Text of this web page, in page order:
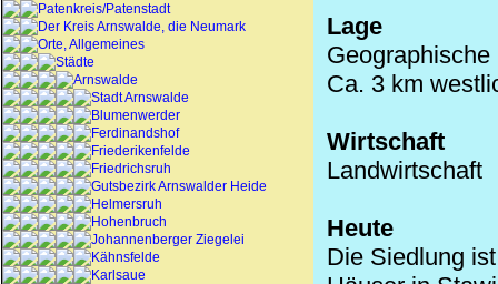
Patenkreis/Patenstadt
Der Kreis Arnswalde, die Neumark
Orte, Allgemeines
Städte
Arnswalde
Stadt Arnswalde
Blumenwerder
Ferdinandshof
Friederikenfelde
Friedrichsruh
Gutsbezirk Arnswalder Heide
Helmersruh
Hohenbruch
Johannenberger Ziegelei
Kähnsfelde
Karlsaue
Lage
Ca. 3 km
Wirtschaft
Landwirtschaft
Heute
Die Siedlung